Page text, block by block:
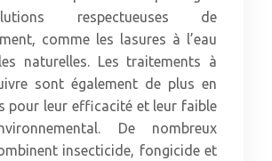
respectueuses de
comme les lasures à l’eau
naturelles. Les traitements à
sont également de plus en
pour leur efficacité et leur faible
De nombreux
insecticide, fongicide et